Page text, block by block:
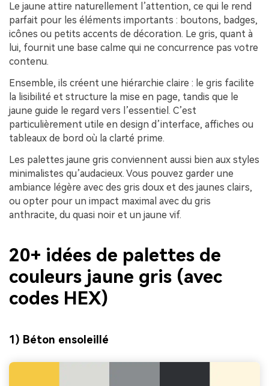
Le jaune attire naturellement l’attention, ce qui le rend
parfait pour les éléments importants : boutons, badges,
icônes ou petits accents de décoration. Le gris, quant à
lui, fournit une base calme qui ne concurrence pas votre
contenu.
Ensemble, ils créent une hiérarchie claire : le gris facilite
la lisibilité et structure la mise en page, tandis que le
jaune guide le regard vers l’essentiel. C’est
particulièrement utile en design d’interface, affiches ou
tableaux de bord où la clarté prime.
Les palettes jaune gris conviennent aussi bien aux styles
minimalistes qu’audacieux. Vous pouvez garder une
ambiance légère avec des gris doux et des jaunes clairs,
ou opter pour un impact maximal avec du gris
anthracite, du quasi noir et un jaune vif.
20+ idées de palettes de
couleurs jaune gris (avec
codes HEX)
1) Béton ensoleillé